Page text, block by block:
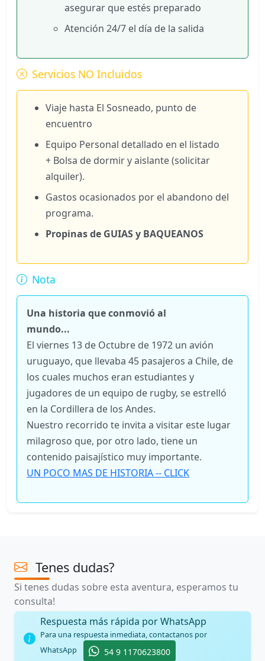
asegurar que estés preparado
Atención 24/7 el día de la salida
Servicios NO Incluidos
Viaje hasta El Sosneado, punto de
encuentro
Equipo Personal detallado en el listado
+ Bolsa de dormir y aislante (solicitar
alquiler).
Gastos ocasionados por el abandono del
programa.
Propinas de GUIAS y BAQUEANOS
Nota
Una historia que conmovió al
mundo...
El viernes 13 de Octubre de 1972 un avión
uruguayo, que llevaba 45 pasajeros a Chile, de
los cuales muchos eran estudiantes y
jugadores de un equipo de rugby, se estrelló
en la Cordillera de los Andes.
Nuestro recorrido te invita a visitar este lugar
milagroso que, por otro lado, tiene un
contenido paisajístico muy importante.
UN POCO MAS DE HISTORIA -- CLICK
Tenes dudas?
Si tenes dudas sobre esta aventura, esperamos tu
consulta!
Respuesta más rápida por WhatsApp
Para una respuesta inmediata, contactanos por
WhatsApp
54 9 1170623800